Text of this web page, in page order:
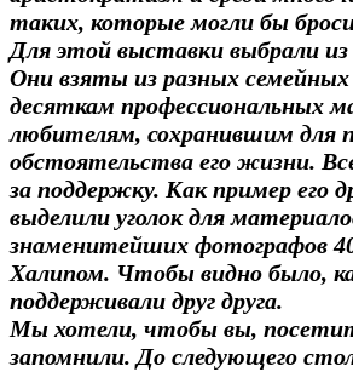
таких, которые могли бы
Для этой выставки выбрали из
Они взяты из разных
десяткам профессиональных
любителям, сохранившим для
обстоятельства его жизни.
за поддержку. Как пример
выделили уголок для
знаменитейших фотографов
Халипом. Чтобы видно было,
поддерживали друг друга.
Мы хотели, чтобы вы,
запомнили. До следующего